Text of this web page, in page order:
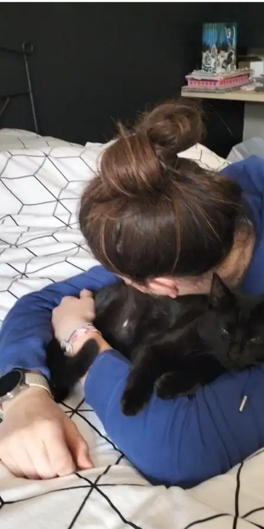
le prix affiché est le prix que vous
payez. Il inclut les frais de service et la garantie Sittsy (couverture et
assistance 24h/24 et 7j/7 ; ce n’est pas une police d’assurance).
Estimez le prix de votre réservation
Estimation pour une réservation typique — prix final pour le
propriétaire
promenades
20
≈75 €
15 €/promenade (prix typique) × 5 promenades
Selon le pet sitter, entre 50 € et 100 €
Le prix dépend du pet sitter, de la taille de votre animal et des dates.
Calculé sur la base du prix typique à Aix-les-Bains ; chaque pet
sitter fixe son propre tarif. Inclut les frais de service et la garantie
Sittsy.
Qui ils acceptent
% de pet sitters pour ce service à Aix-les-Bains
Chats
40 %
Petits chiens
Chiens de taille moyenne
Grands chiens
20 %
Autres animaux
40 %
Pourquoi Sittsy vous apporte une vraie
sérénité
Votre animal devient-il anxieux quand vous n’êtes pas là ?
Pour
les chiens anxieux, chaque promenade se fait à leur rythme et vous
pouvez la suivre en direct grâce au GPS.
📍
GPS en direct pendant la promenade